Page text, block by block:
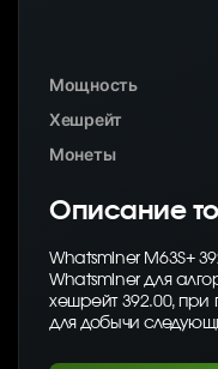
Мощность
Хешрейт
Монеты
Описание
Whatsminer M63S+
Whatsminer для
хешрейт 392.00, при
для добычи